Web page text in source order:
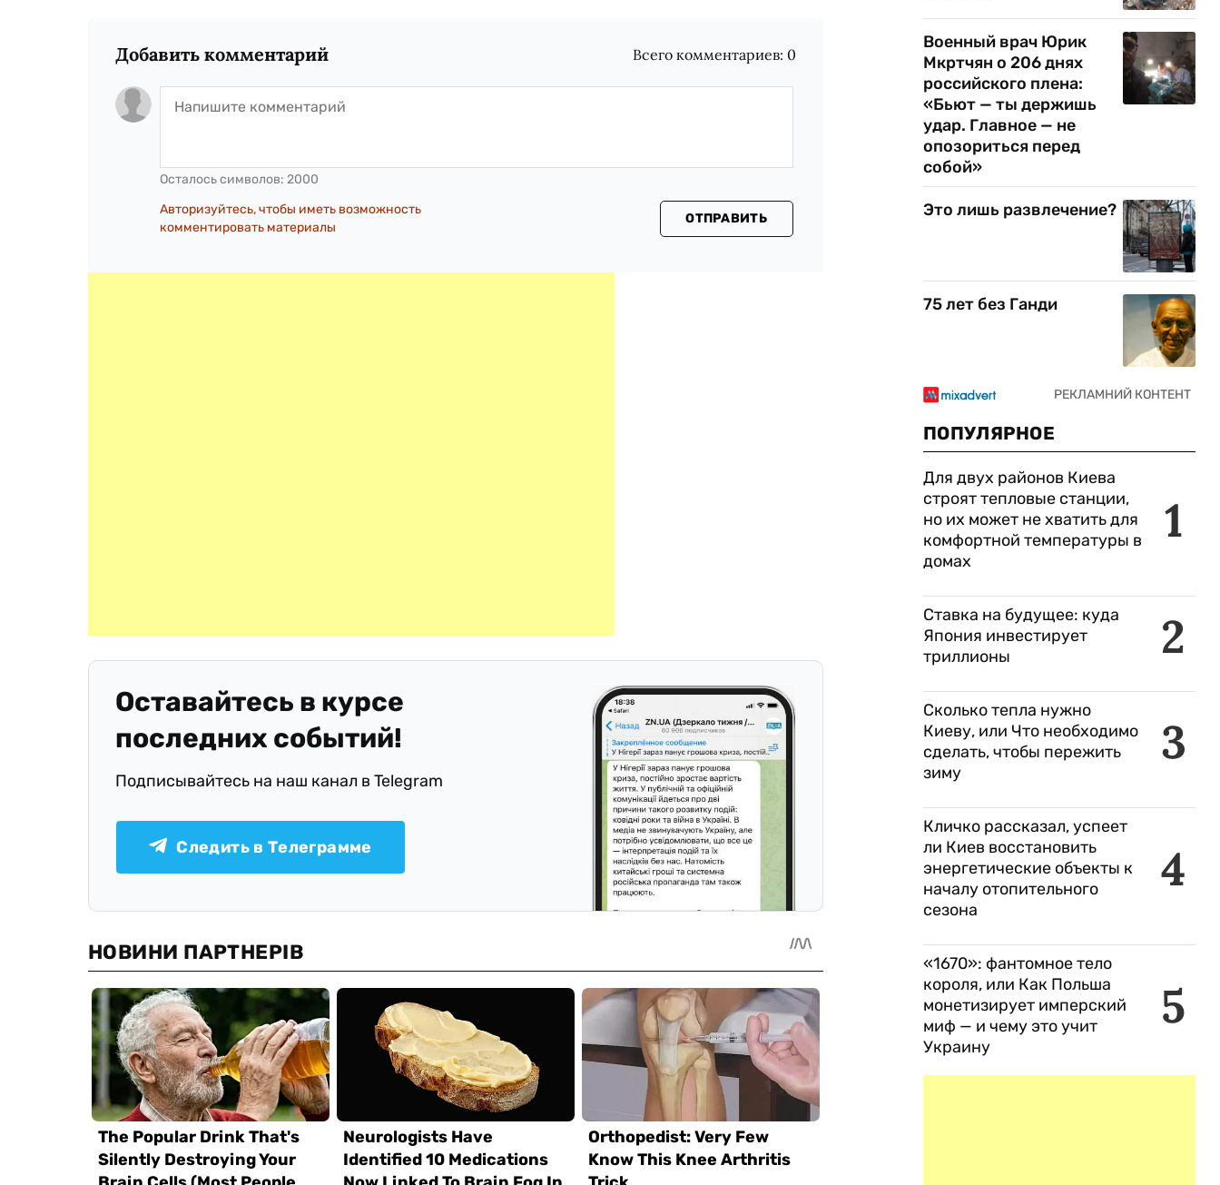
Добавить комментарий Всего комментариев: 0
Осталось символов: 2000
Авторизуйтесь, чтобы иметь возможность
комментировать материалы
ОТПРАВИТЬ
Оставайтесь в курсе
последних событий!
Подписывайтесь на наш канал в Telegram
Следить в Телеграмме
Военный врач Юрик
Мкртчян о 206 днях
российского плена:
«Бьют — ты держишь
удар. Главное — не
опозориться перед
собой»
Это лишь развлечение?
75 лет без Ганди
ПОПУЛЯРНОЕ
1
Для двух районов Киева
строят тепловые станции,
но их может не хватить для
комфортной температуры в
домах
2
Ставка на будущее: куда
Япония инвестирует
триллионы
3
Сколько тепла нужно
Киеву, или Что необходимо
сделать, чтобы пережить
зиму
4
Кличко рассказал, успеет
ли Киев восстановить
энергетические объекты к
началу отопительного
сезона
5
«1670»: фантомное тело
короля, или Как Польша
монетизирует имперский
миф — и чему это учит
Украину